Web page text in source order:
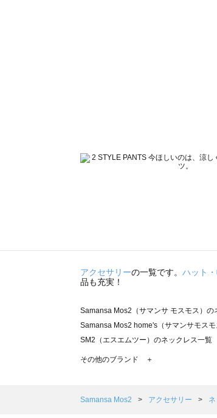
アクセサリーの一覧です。 ハット
品も充実！
Samansa Mos2（サマンサ モスモス）の
Samansa Mos2 home's（サマンサモス
SM2（エスエムツー）のネックレス一覧
TSUHARU by Samansa Mos2（ツハル
Samansa Mos2 Lagom（サマンサモスモ
その他のブランド ＋
Samansa Mos2 アクセサリー